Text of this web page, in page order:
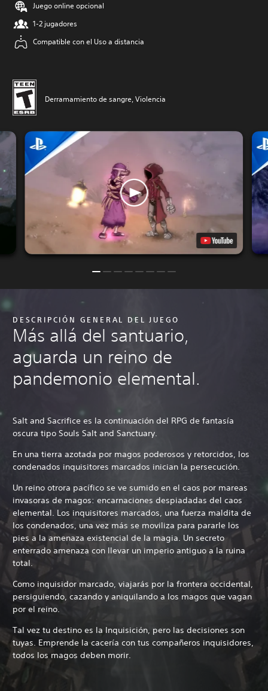
Juego online opcional
1-2 jugadores
Compatible con el Uso a distancia
Derramamiento de sangre, Violencia
DESCRIPCIÓN GENERAL DEL JUEGO
Más allá del santuario,
aguarda un reino de
pandemonio elemental.
Salt and Sacrifice es la continuación del RPG de fantasía
oscura tipo Souls Salt and Sanctuary.
En una tierra azotada por magos poderosos y retorcidos, los
condenados inquisitores marcados inician la persecución.
Un reino otrora pacífico se ve sumido en el caos por mareas
invasoras de magos: encarnaciones despiadadas del caos
elemental. Los inquisitores marcados, una fuerza maldita de
los condenados, una vez más se moviliza para pararle los
pies a la amenaza existencial de la magia. Un secreto
enterrado amenaza con llevar un imperio antiguo a la ruina
total.
Como inquisidor marcado, viajarás por la frontera occidental,
persiguiendo, cazando y aniquilando a los magos que vagan
por el reino.
Tal vez tu destino es la Inquisición, pero las decisiones son
tuyas. Emprende la cacería con tus compañeros inquisidores,
todos los magos deben morir.